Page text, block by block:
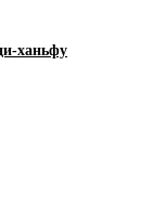
ханьфу